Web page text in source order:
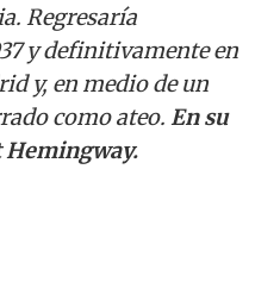
Regresaría
y definitivamente en
y, en medio de un
como ateo. En su
Hemingway.